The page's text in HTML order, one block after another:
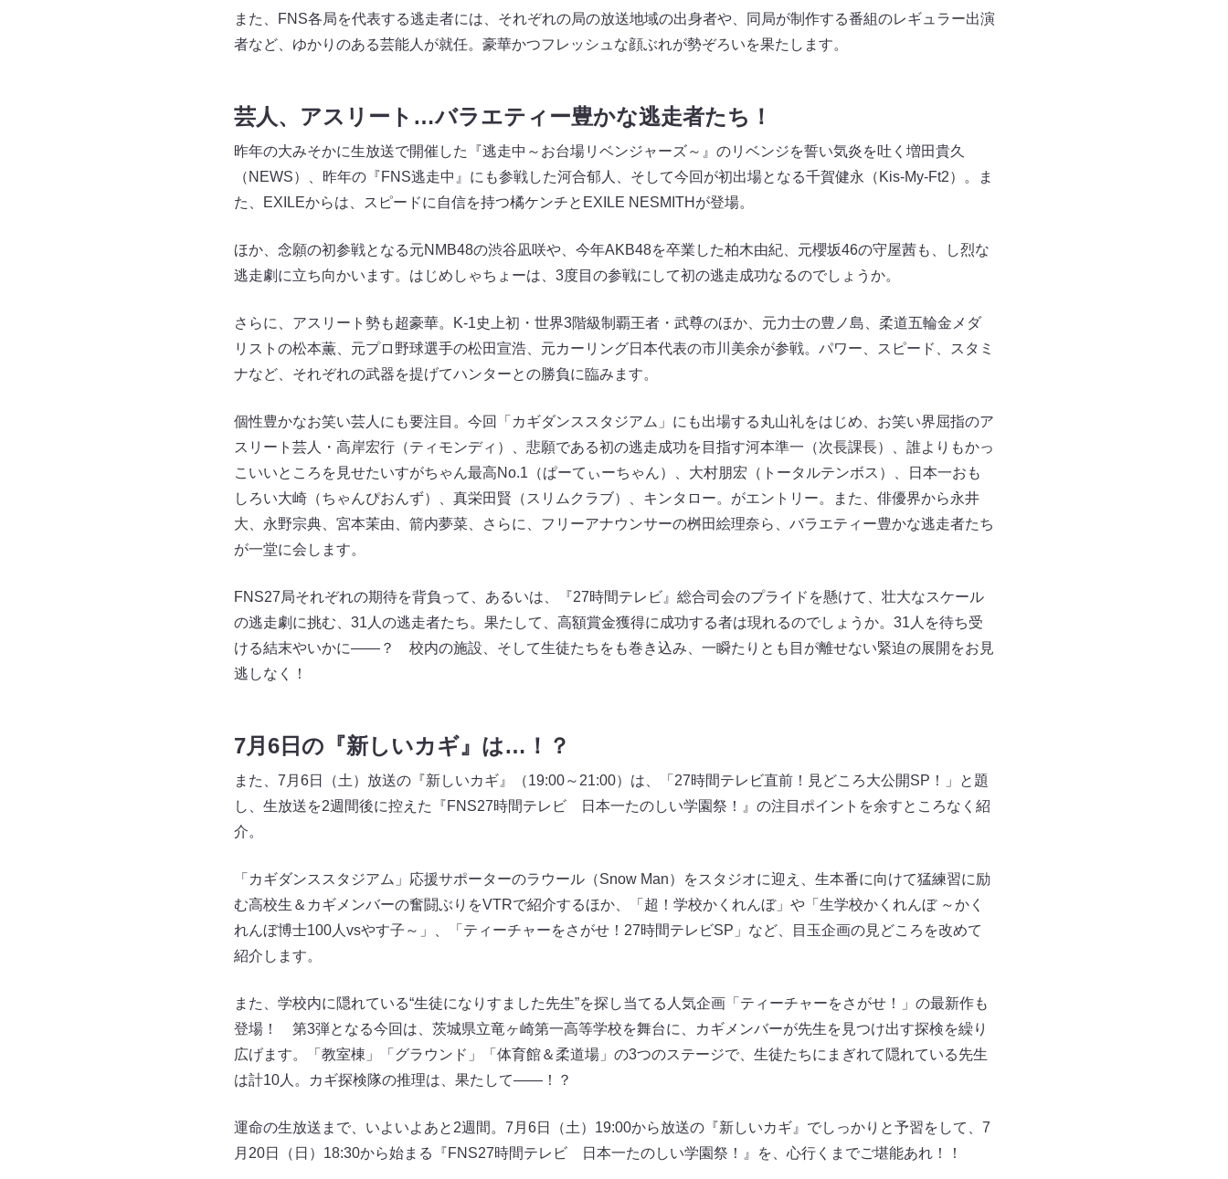
また、FNS各局を代表する逃走者には、それぞれの局の放送地域の出身者や、同局が制作する番組のレギュラー出演
者など、ゆかりのある芸能人が就任。豪華かつフレッシュな顔ぶれが勢ぞろいを果たします。
芸人、アスリート…バラエティー豊かな逃走者たち！
昨年の大みそかに生放送で開催した『逃走中～お台場リベンジャーズ～』のリベンジを誓い気炎を吐く増田貴久
（NEWS）、昨年の『FNS逃走中』にも参戦した河合郁人、そして今回が初出場となる千賀健永（Kis-My-Ft2）。ま
た、EXILEからは、スピードに自信を持つ橘ケンチとEXILE NESMITHが登場。
ほか、念願の初参戦となる元NMB48の渋谷凪咲や、今年AKB48を卒業した柏木由紀、元櫻坂46の守屋茜も、し烈な
逃走劇に立ち向かいます。はじめしゃちょーは、3度目の参戦にして初の逃走成功なるのでしょうか。
さらに、アスリート勢も超豪華。K-1史上初・世界3階級制覇王者・武尊のほか、元力士の豊ノ島、柔道五輪金メダ
リストの松本薫、元プロ野球選手の松田宣浩、元カーリング日本代表の市川美余が参戦。パワー、スピード、スタミ
ナなど、それぞれの武器を提げてハンターとの勝負に臨みます。
個性豊かなお笑い芸人にも要注目。今回「カギダンススタジアム」にも出場する丸山礼をはじめ、お笑い界屈指のア
スリート芸人・高岸宏行（ティモンディ）、悲願である初の逃走成功を目指す河本準一（次長課長）、誰よりもかっ
こいいところを見せたいすがちゃん最高No.1（ぱーてぃーちゃん）、大村朋宏（トータルテンボス）、日本一おも
しろい大崎（ちゃんぴおんず）、真栄田賢（スリムクラブ）、キンタロー。がエントリー。また、俳優界から永井
大、永野宗典、宮本茉由、箭内夢菜、さらに、フリーアナウンサーの桝田絵理奈ら、バラエティー豊かな逃走者たち
が一堂に会します。
FNS27局それぞれの期待を背負って、あるいは、『27時間テレビ』総合司会のプライドを懸けて、壮大なスケール
の逃走劇に挑む、31人の逃走者たち。果たして、高額賞金獲得に成功する者は現れるのでしょうか。31人を待ち受
ける結末やいかに――？ 校内の施設、そして生徒たちをも巻き込み、一瞬たりとも目が離せない緊迫の展開をお見
逃しなく！
7月6日の『新しいカギ』は…！？
また、7月6日（土）放送の『新しいカギ』（19:00～21:00）は、「27時間テレビ直前！見どころ大公開SP！」と題
し、生放送を2週間後に控えた『FNS27時間テレビ 日本一たのしい学園祭！』の注目ポイントを余すところなく紹
介。
「カギダンススタジアム」応援サポーターのラウール（Snow Man）をスタジオに迎え、生本番に向けて猛練習に励
む高校生＆カギメンバーの奮闘ぶりをVTRで紹介するほか、「超！学校かくれんぼ」や「生学校かくれんぼ ～かく
れんぼ博士100人vsやす子～」、「ティーチャーをさがせ！27時間テレビSP」など、目玉企画の見どころを改めて
紹介します。
また、学校内に隠れている“生徒になりすました先生”を探し当てる人気企画「ティーチャーをさがせ！」の最新作も
登場！ 第3弾となる今回は、茨城県立竜ヶ崎第一高等学校を舞台に、カギメンバーが先生を見つけ出す探検を繰り
広げます。「教室棟」「グラウンド」「体育館＆柔道場」の3つのステージで、生徒たちにまぎれて隠れている先生
は計10人。カギ探検隊の推理は、果たして――！？
運命の生放送まで、いよいよあと2週間。7月6日（土）19:00から放送の『新しいカギ』でしっかりと予習をして、7
月20日（日）18:30から始まる『FNS27時間テレビ 日本一たのしい学園祭！』を、心行くまでご堪能あれ！！